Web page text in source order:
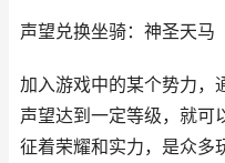
声望兑换坐骑：神圣天马
加入游戏中的某个势力，
声望达到一定等级，就可
征着荣耀和实力，是众多